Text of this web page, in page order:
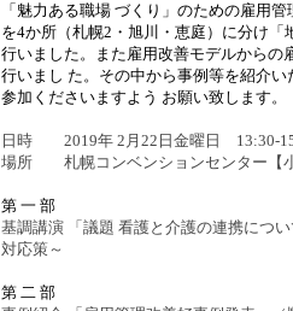
「魅力ある職場 づくり」のための雇用
を4か所（札幌2・旭川・恵庭）に分け
行いました。また雇用改善モデルからの
行いまし た。その中から事例等を紹介
参加くださいますよう お願い致します。
日時 2019年 2月22日金曜日 13:30-
場所 札幌コンベンションセンター【
第 一 部
基調講演 「議題 看護と介護の連携につ
対応策～
第 二 部